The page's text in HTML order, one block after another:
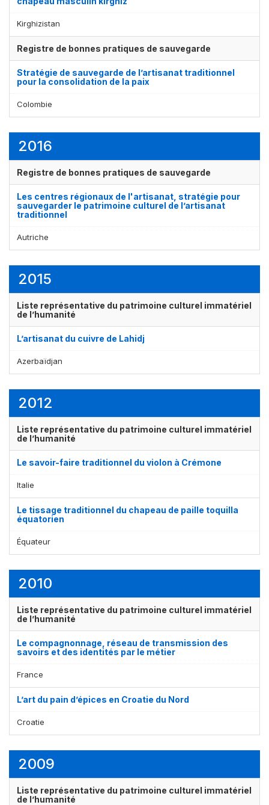
Kirghizistan
Registre de bonnes pratiques de sauvegarde
Stratégie de sauvegarde de l’artisanat traditionnel
pour la consolidation de la paix
Colombie
2016
Registre de bonnes pratiques de sauvegarde
Les centres régionaux de l'artisanat, stratégie pour
sauvegarder le patrimoine culturel de l’artisanat
traditionnel
Autriche
2015
Liste représentative du patrimoine culturel immatériel
de l’humanité
L’artisanat du cuivre de Lahidj
Azerbaïdjan
2012
Liste représentative du patrimoine culturel immatériel
de l’humanité
Le savoir-faire traditionnel du violon à Crémone
Italie
Le tissage traditionnel du chapeau de paille toquilla
équatorien
Équateur
2010
Liste représentative du patrimoine culturel immatériel
de l’humanité
Le compagnonnage, réseau de transmission des
savoirs et des identités par le métier
France
L’art du pain d’épices en Croatie du Nord
Croatie
2009
Liste représentative du patrimoine culturel immatériel
de l’humanité